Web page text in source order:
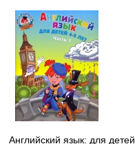
Английский язык: для детей